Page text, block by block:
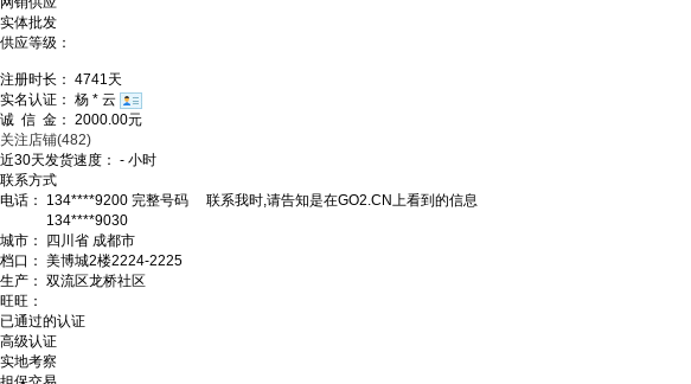
实体批发
供应等级：
注册时长： 4741天
实名认证： 杨 * 云
诚 信 金： 2000.00元
关注店铺(482)
近30天发货速度： - 小时
联系方式
电话：
134****9200 完整号码
联系我时,请告知是在GO2.CN上看到的信息
134****9030
城市：
四川省 成都市
档口： 美博城2楼2224-2225
生产： 双流区龙桥社区
旺旺：
已通过的认证
高级认证
实地考察